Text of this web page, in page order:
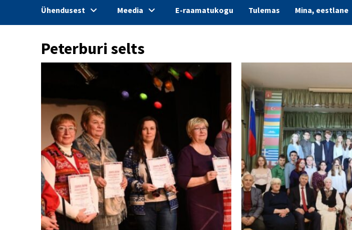
Ühendusest Meedia E-raamatukogu Tulemas Mina, eestlane
Peterburi selts